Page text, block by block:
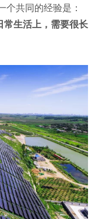
共同的经验是：
常生活上，需要很长